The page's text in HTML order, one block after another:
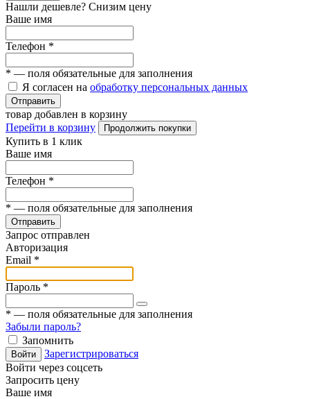
Нашли дешевле? Снизим цену
Ваше имя
Телефон *
* — поля обязательные для заполнения
Я согласен на обработку персональных данных
Отправить
товар добавлен в корзину
Перейти в корзину
Продолжить покупки
Купить в 1 клик
Ваше имя
Телефон *
* — поля обязательные для заполнения
Отправить
Запрос отправлен
Авторизация
Email *
Пароль *
* — поля обязательные для заполнения
Забыли пароль?
Запомнить
Войти
Зарегистрироваться
Войти через соцсеть
Запросить цену
Ваше имя